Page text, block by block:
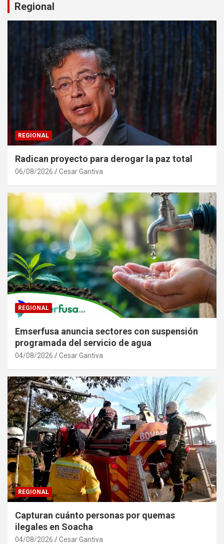
Regional
REGIONAL
Radican proyecto para derogar la paz total
06/08/2026 Cesar Gantiva
REGIONAL
Emserfusa anuncia sectores con suspensión
programada del servicio de agua
04/08/2026 Cesar Gantiva
REGIONAL
Capturan cuánto personas por quemas
ilegales en Soacha
04/08/2026 Cesar Gantiva